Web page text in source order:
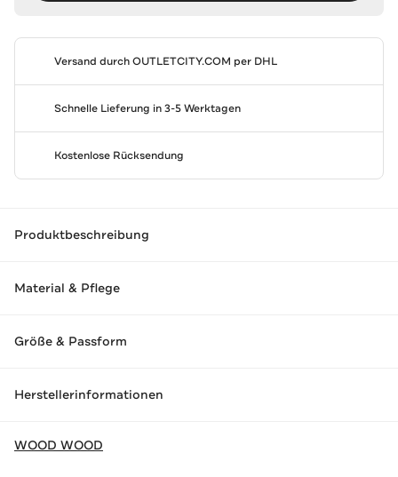
Versand durchOUTLETCITY.COM per DHL
Schnelle Lieferung in 3-5 Werktagen
Kostenlose Rücksendung
Produktbeschreibung
Material & Pflege
Größe & Passform
Herstellerinformationen
WOOD WOOD